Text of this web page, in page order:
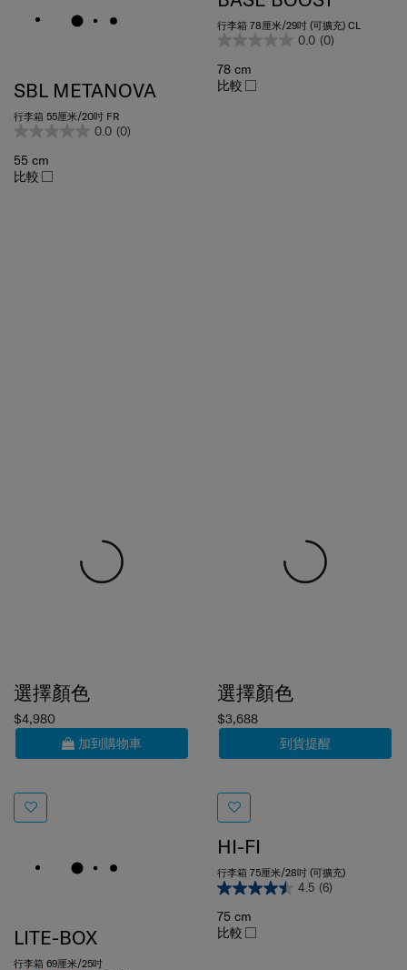
行李箱 55厘米/20吋 FR
0.0 (0)
55 cm
比較
行李箱 78厘米/29吋 (可擴充) CL
0.0 (0)
78 cm
比較
$4,980
加到購物車
行李箱 69厘米/25吋
4.8
$3,688
到貨提醒
HI-FI
行李箱 75厘米/28吋 (可擴充)
4.5 (6)
75 cm
比較